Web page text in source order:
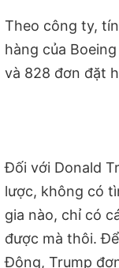
Theo công ty,
hàng của
và 828 đơn đặt
Đối với Donald
lược, không có
gia nào, chỉ có
được mà thôi.
Đông, Trump